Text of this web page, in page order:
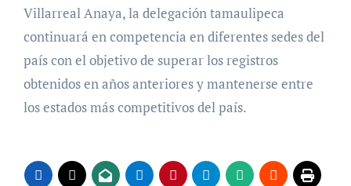
Villarreal Anaya, la delegación tamaulipeca
continuará en competencia en diferentes sedes del
país con el objetivo de superar los registros
obtenidos en años anteriores y mantenerse entre
los estados más competitivos del país.